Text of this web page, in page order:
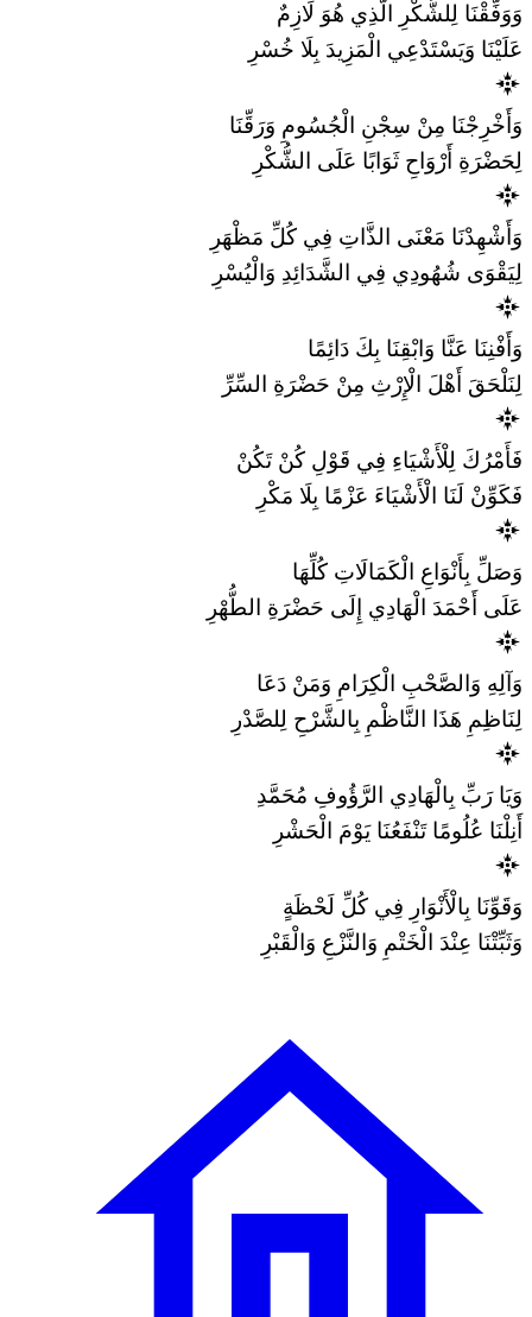
وَوَفِّقْنَا لِلشُّكْرِ الَّذِي هُوَ لَازِمٌ
عَلَيْنَا وَيَسْتَدْعِي الْمَزِيدَ بِلَا خُسْرِ
وَأَخْرِجْنَا مِنْ سِجْنِ الْجُسُومِ وَرَقِّنَا
لِحَضْرَةِ أَرْوَاحِ ثَوَابًا عَلَى الشُّكْرِ
وَأَشْهِدْنَا مَعْنَى الذَّاتِ فِي كُلِّ مَظْهَرِ
لِيَقْوَى شُهُودِي فِي الشَّدَائِدِ وَالْيُسْرِ
وَأَفْنِنَا عَنَّا وَابْقِنَا بِكَ دَائِمًا
لِنَلْحَقَ أَهْلَ الْإِرْثِ مِنْ حَضْرَةِ السِّرِّ
فَأَمْرُكَ لِلْأَشْيَاءِ فِي قَوْلِ كُنْ تَكُنْ
فَكَوِّنْ لَنَا الْأَشْيَاءَ عَزْمًا بِلَا مَكْرِ
وَصَلِّ بِأَنْوَاعِ الْكَمَالَاتِ كُلِّهَا
عَلَى أَحْمَدَ الْهَادِي إِلَى حَضْرَةِ الطُّهْرِ
وَآلِهِ وَالصَّحْبِ الْكِرَامِ وَمَنْ دَعَا
لِنَاظِمِ هَذَا النَّاظْمِ بِالشَّرْحِ لِلصَّدْرِ
وَيَا رَبِّ بِالْهَادِي الرَّؤُوفِ مُحَمَّدِ
أَنِلْنَا عُلُومًا تَنْفَعُنَا يَوْمَ الْحَشْرِ
وَقَوِّنَا بِالْأَنْوَارِ فِي كُلِّ لَحْظَةٍ
وَثَبِّتْنَا عِنْدَ الْخَتْمِ وَالنَّزْعِ وَالْقَبْرِ